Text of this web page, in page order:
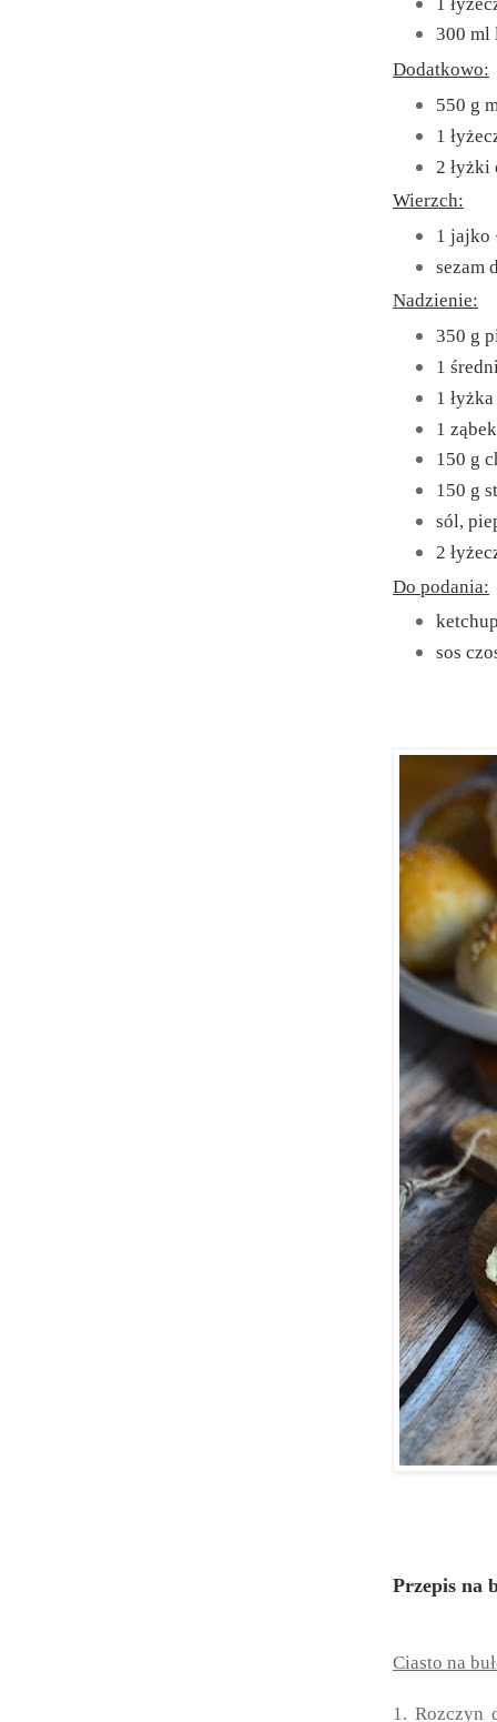
300 ml
Dodatkowo:
550 g
1
2
Wierzch:
1 jajko
sezam
Nadzienie:
350 g
1
1
1
150 g
150 g
sól,
2
Do podania:
sos
Przepis na
Ciasto na
1. Rozczyn